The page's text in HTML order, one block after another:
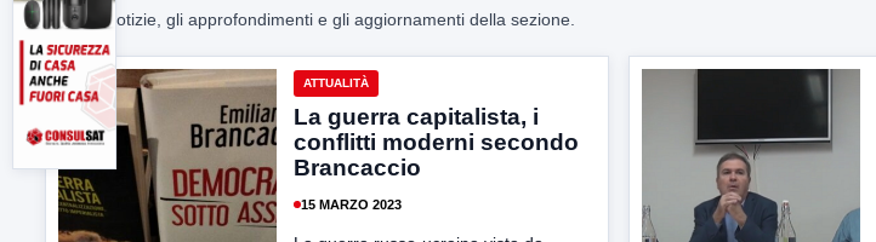
Tutte le notizie, gli approfondimenti e gli aggiornamenti della sezione.
ATTUALITÀ
La guerra capitalista, i
conflitti moderni secondo
Brancaccio
15 MARZO 2023